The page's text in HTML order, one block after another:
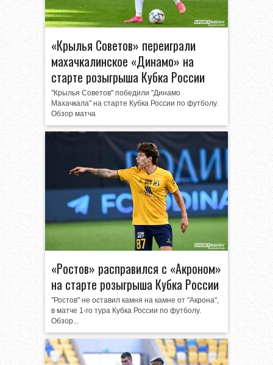
«Крылья Советов» переиграли
махачкалинское «Динамо» на
старте розыгрыша Кубка России
"Крылья Советов" победили "Динамо
Махачкала" на старте Кубка России по футболу.
Обзор матча
«Ростов» расправился с «Акроном»
на старте розыгрыша Кубка России
"Ростов" не оставил камня на камне от "Акрона",
в матче 1-го тура Кубка России по футболу.
Обзор...